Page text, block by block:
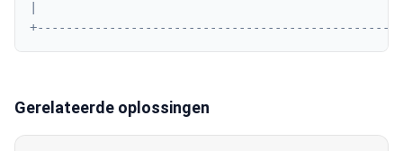
+--------------------------------------------------+
Gerelateerde oplossingen